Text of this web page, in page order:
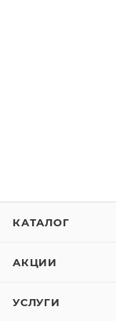
КАТАЛОГ
АКЦИИ
УСЛУГИ